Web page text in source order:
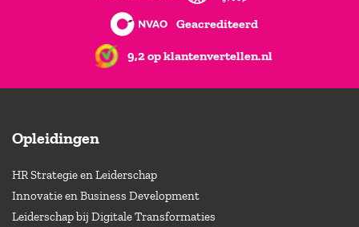
Geacrediteerd
9,2 op klantenvertellen.nl
Opleidingen
HR Strategie en Leiderschap
Innovatie en Business Development
Leiderschap bij Digitale Transformaties